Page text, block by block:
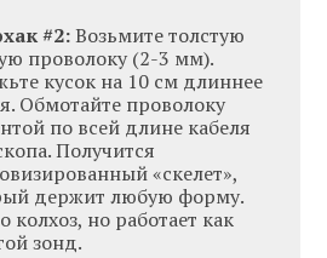
#2:Возьмите толстую
проволоку (2-3 мм).
кусок на 10 см длиннее
Обмотайте проволоку
по всей длине кабеля
Получится
«скелет»,
держит любую форму.
колхоз, но работает как
зонд.